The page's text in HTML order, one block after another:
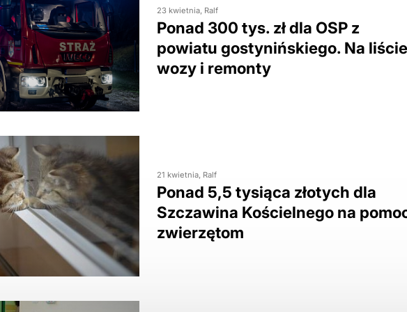
23 kwietnia, Ralf
Ponad 300 tys. zł dla OSP z
powiatu gostynińskiego. Na liście
wozy i remonty
21 kwietnia, Ralf
Ponad 5,5 tysiąca złotych dla
Szczawina Kościelnego na
zwierzętom